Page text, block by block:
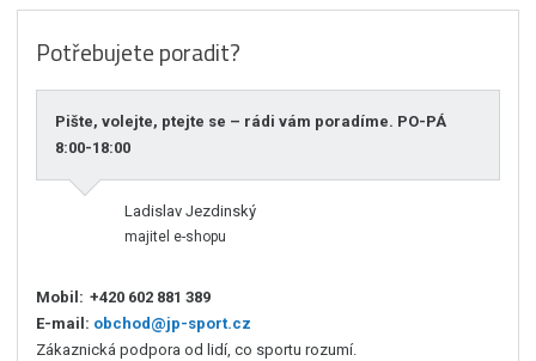
Potřebujete poradit?
Pište, volejte, ptejte se – rádi vám poradíme. PO-PÁ
8:00-18:00
Ladislav Jezdinský
majitel e-shopu
Mobil: +420 602 881 389
E-mail: obchod@jp-sport.cz
Zákaznická podpora od lidí, co sportu rozumí.